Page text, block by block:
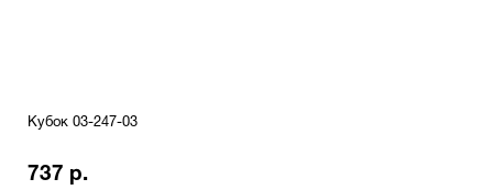
Кубок 03-247-03
737 р.